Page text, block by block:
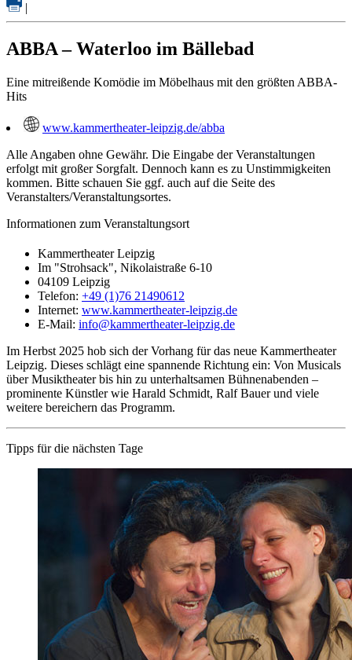
|
ABBA – Waterloo im Bällebad
Eine mitreißende Komödie im Möbelhaus mit den größten ABBA-
Hits
www.kammertheater-leipzig.de/abba
Alle Angaben ohne Gewähr. Die Eingabe der Veranstaltungen
erfolgt mit großer Sorgfalt. Dennoch kann es zu Unstimmigkeiten
kommen. Bitte schauen Sie ggf. auch auf die Seite des
Veranstalters/Veranstaltungsortes.
Informationen zum Veranstaltungsort
Kammertheater Leipzig
Im "Strohsack", Nikolaistraße 6-10
04109 Leipzig
Telefon: +49 (1)76 21490612
Internet: www.kammertheater-leipzig.de
E-Mail: info@kammertheater-leipzig.de
Im Herbst 2025 hob sich der Vorhang für das neue Kammertheater
Leipzig. Dieses schlägt eine spannende Richtung ein: Von Musicals
über Musiktheater bis hin zu unterhaltsamen Bühnenabenden –
prominente Künstler wie Harald Schmidt, Ralf Bauer und viele
weitere bereichern das Programm.
Tipps für die nächsten Tage